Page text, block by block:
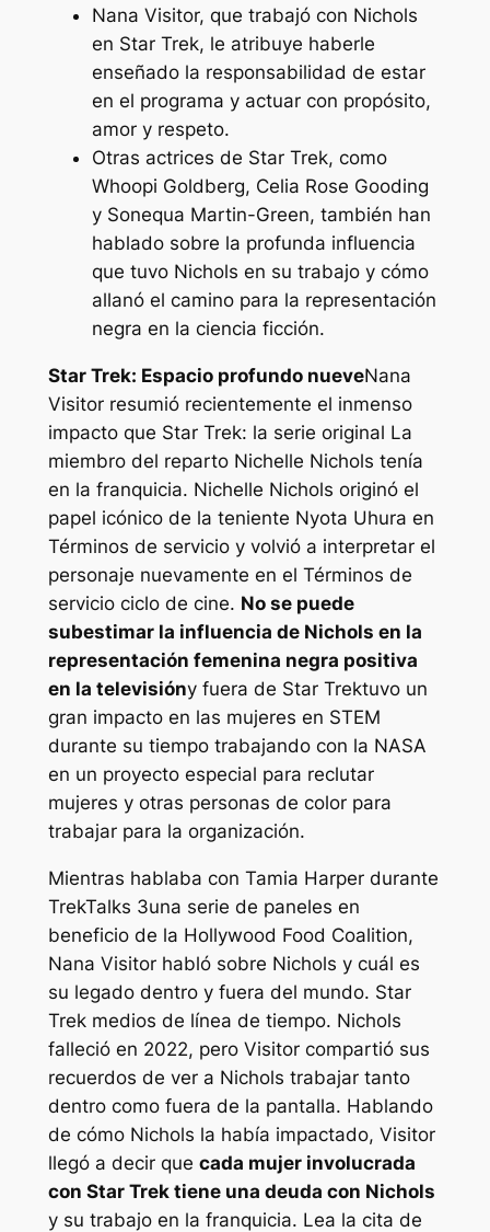
Nana Visitor, que trabajó con Nichols
en Star Trek, le atribuye haberle
enseñado la responsabilidad de estar
en el programa y actuar con propósito,
amor y respeto.
Otras actrices de Star Trek, como
Whoopi Goldberg, Celia Rose Gooding
y Sonequa Martin-Green, también han
hablado sobre la profunda influencia
que tuvo Nichols en su trabajo y cómo
allanó el camino para la representación
negra en la ciencia ficción.
Star Trek: Espacio profundo nueveNana
Visitor resumió recientemente el inmenso
impacto que Star Trek: la serie original La
miembro del reparto Nichelle Nichols tenía
en la franquicia. Nichelle Nichols originó el
papel icónico de la teniente Nyota Uhura en
Términos de servicioy volvió a interpretar el
personaje nuevamente en el Términos de
serviciociclo de cine. No se puede
subestimar la influencia de Nichols en la
representación femenina negra positiva
en la televisióny fuera de Star Trektuvo un
gran impacto en las mujeres en STEM
durante su tiempo trabajando con la NASA
en un proyecto especial para reclutar
mujeres y otras personas de color para
trabajar para la organización.
Mientras hablaba con Tamia Harper durante
TrekTalks 3una serie de paneles en
beneficio de la Hollywood Food Coalition,
Nana Visitor habló sobre Nichols y cuál es
su legado dentro y fuera del mundo. Star
Trekmedios de línea de tiempo. Nichols
falleció en 2022, pero Visitor compartió sus
recuerdos de ver a Nichols trabajar tanto
dentro como fuera de la pantalla. Hablando
de cómo Nichols la había impactado, Visitor
llegó a decir que cada mujer involucrada
con Star Trektiene una deuda con Nichols
y su trabajo en la franquicia. Lea la cita de